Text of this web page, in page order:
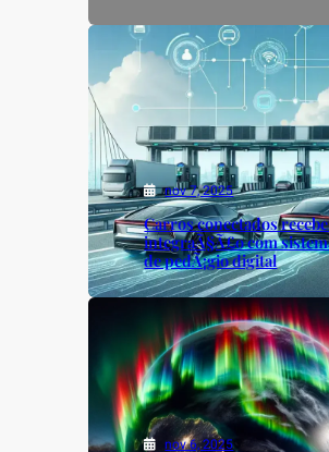
nov 7, 2025
Carros conectados
integraÃ§Ã£o com
de pedÃ¡gio digital
nov 6, 2025